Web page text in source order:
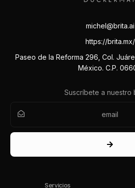
michel@brita.ai
https://brita.mx/
Paseo de la Reforma 296, Col.
México. C.P.
Suscríbete a nuestro
Servicios